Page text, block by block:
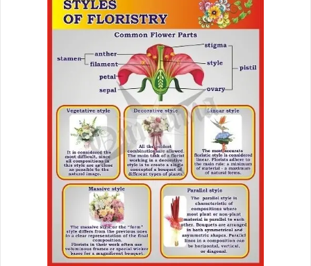
СТЕНДИ ДЛЯ КАБІНЕТІВ